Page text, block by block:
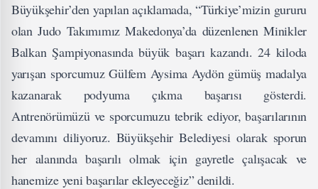
Büyükşehir’den yapılan açıklamada, “Türkiye’mizin gururu
olan Judo Takımımız Makedonya’da düzenlenen Minikler
Balkan Şampiyonasında büyük başarı kazandı. 24 kiloda
yarışan sporcumuz Gülfem Aysima Aydön gümüş madalya
kazanarak podyuma çıkma başarısı gösterdi.
Antrenörümüzü ve sporcumuzu tebrik ediyor, başarılarının
devamını diliyoruz. Büyükşehir Belediyesi olarak sporun
her alanında başarılı olmak için gayretle çalışacak ve
hanemize yeni başarılar ekleyeceğiz” denildi.